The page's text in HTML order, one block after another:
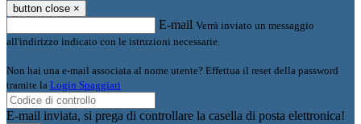
button close ×
E-mail Verrà inviato un messaggio
all'indirizzo indicato con le istruzioni necessarie.
Non hai una e-mail associata al nome utente? Effettua il reset della password
tramite la Login Spaggiari
E-mail inviata, si prega di controllare la casella di posta elettronica!